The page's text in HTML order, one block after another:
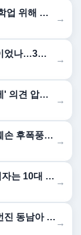
은마아파트 화재 유족 "숨진 큰딸 학업 위해 닷새 전 이사 왔는데"
→
김지호, 단순 실수 아닌 상습 행동이었나…3년 전에도 도서관 책에 '볼...
→
李대통령 "촉법소년 '만14세→13세' 의견 압도적…두 달 뒤 결론"
→
"다신 오지 마" 김지호, 공공도서 훼손 후폭풍…결국 터진 '설거지' 인...
→
폭죽놀이로 시작된 창원 산불, 용의자는 10대 촉법소년들…형사책임 묻...
→
"한국인 역겹다"…불매운동까지 번진 동남아 '반한 연대', 무슨 일?
→